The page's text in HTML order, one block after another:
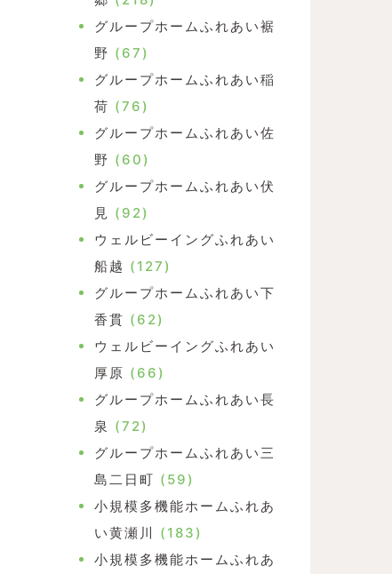
グループホームふれあい裾
野 (67)
グループホームふれあい稲
荷 (76)
グループホームふれあい佐
野 (60)
グループホームふれあい伏
見 (92)
ウェルビーイングふれあい
船越 (127)
グループホームふれあい下
香貫 (62)
ウェルビーイングふれあい
厚原 (66)
グループホームふれあい長
泉 (72)
グループホームふれあい三
島二日町 (59)
小規模多機能ホームふれあ
い黄瀬川 (183)
小規模多機能ホームふれあ